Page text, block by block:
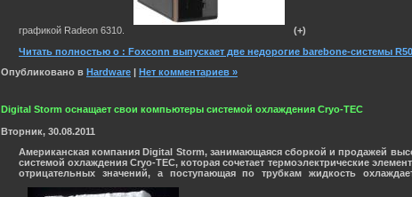
графикой Radeon 6310.
(+)
Читать полностью о : Foxconn выпускает две недорогие barebone-системы
Опубликовано в Hardware | Нет комментариев »
Digital Storm оснащает свои компьютеры системой охлаждения Cryo-TEC
Вторник, 30.08.2011
Американская компания Digital Storm, занимающаяся сборкой и продажей
системой охлажденияCryo-TEC, которая сочетает термоэлектрические
отрицательных значений, а поступающая по трубкам жидкость